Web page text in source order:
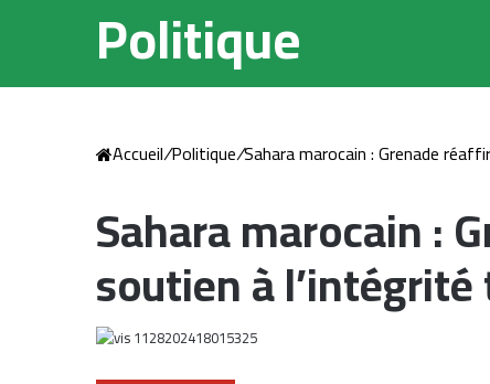
Politique
Accueil/Politique/Sahara marocain : Grenade
Sahara marocain :
soutien à